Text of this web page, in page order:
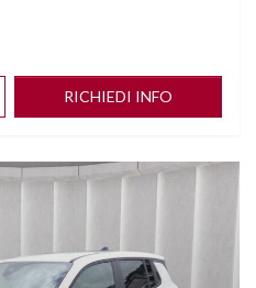
RICHIEDI INFO